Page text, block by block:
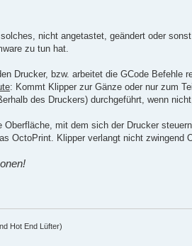
nicht angetastet, geändert oder
zu tun hat.
Drucker, bzw. arbeitet die GCode Befehle
: Kommt Klipper zur Gänze oder nur zum
des Druckers) durchgeführt, wenn
mit dem sich der Drucker
OctoPrint. Klipper verlangt nicht
Hot End Lüfter)